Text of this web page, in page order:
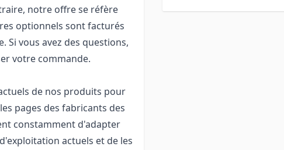
notre offre se réfère
optionnels sont facturés
Si vous avez des questions,
votre commande.
de nos produits pour
pages des fabricants des
constamment d'adapter
actuels et de les